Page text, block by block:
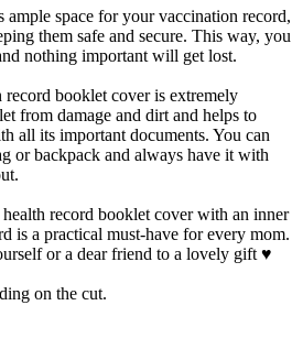
ample space for your vaccination record,
them safe and secure. This way, you
nothing important will get lost.
booklet cover is extremely
from damage and dirt and helps to
all its important documents. You can
or backpack and always have it with
record booklet cover with an inner
is a practical must-have for every mom.
or a dear friend to a lovely gift ♥
on the cut.